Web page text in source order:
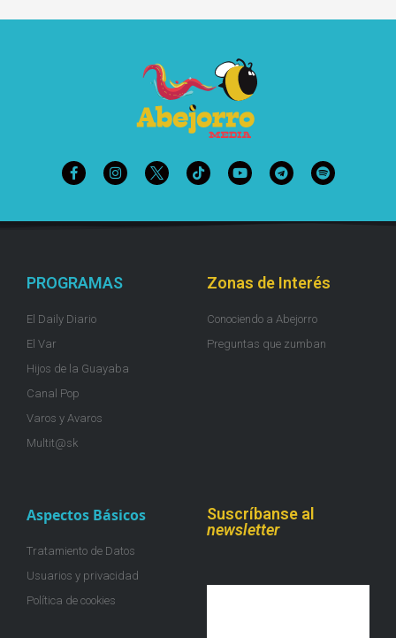
PROGRAMAS
El Daily Diario
El Var
Hijos de la Guayaba
Canal Pop
Varos y Avaros
Multit@sk
Zonas de Interés
Conociendo a Abejorro
Preguntas que zumban
Aspectos Básicos
Tratamiento de Datos
Usuarios y privacidad
Política de cookies
Suscríbanse al
newsletter